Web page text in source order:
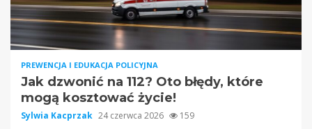
PREWENCJA I EDUKACJA POLICYJNA
Jak dzwonić na 112? Oto błędy, które
mogą kosztować życie!
Sylwia Kacprzak 24 czerwca 2026 159